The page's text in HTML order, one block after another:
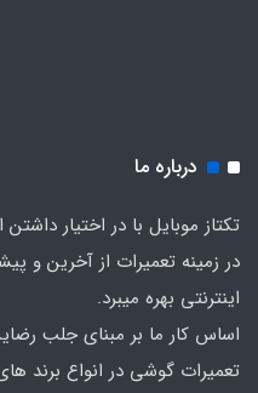
درباره ما
تکتاز موبایل با در اختیار
در زمینه تعمیرات از آخرین و
اینترنتی بهره میبرد.
اساس کار ما بر مبنای جلب
تعمیرات گوشی در انواع برند